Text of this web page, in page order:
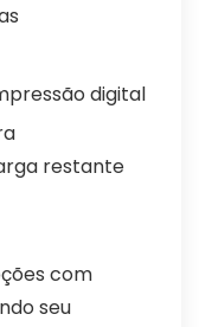
digital
restante
com
seu